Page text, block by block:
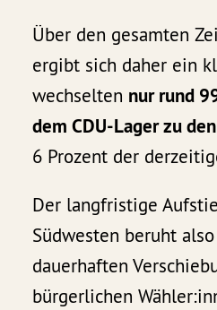
Über den gesamten
ergibt sich daher ein
wechselten nur rund
dem CDU-Lager zu
6 Prozent der
Der langfristige
Südwesten beruht
dauerhaften
bürgerlichen